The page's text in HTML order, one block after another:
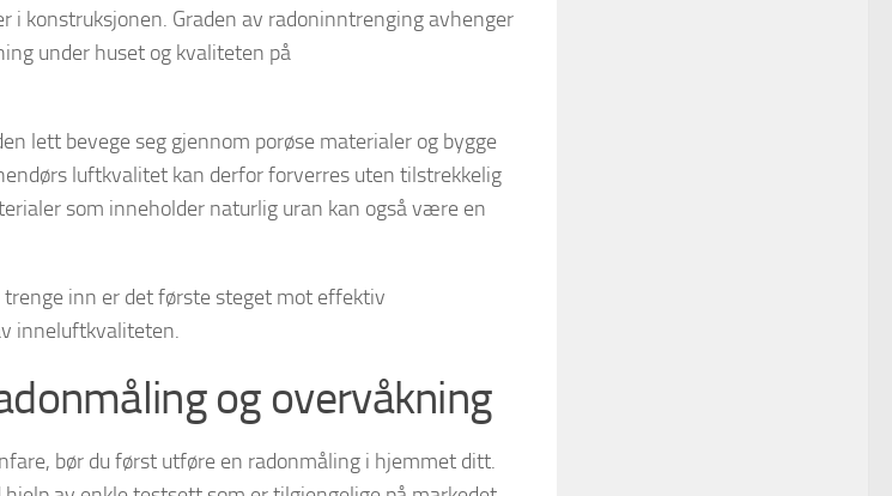
i konstruksjonen. Graden av radoninntrenging avhenger
under huset og kvaliteten på
lett bevege seg gjennom porøse materialer og bygge
luftkvalitet kan derfor forverres uten tilstrekkelig
som inneholder naturlig uran kan også være en
inn er det første steget mot effektiv
inneluftkvaliteten.
og overvåkning
bør du først utføre en radonmåling i hjemmet ditt.